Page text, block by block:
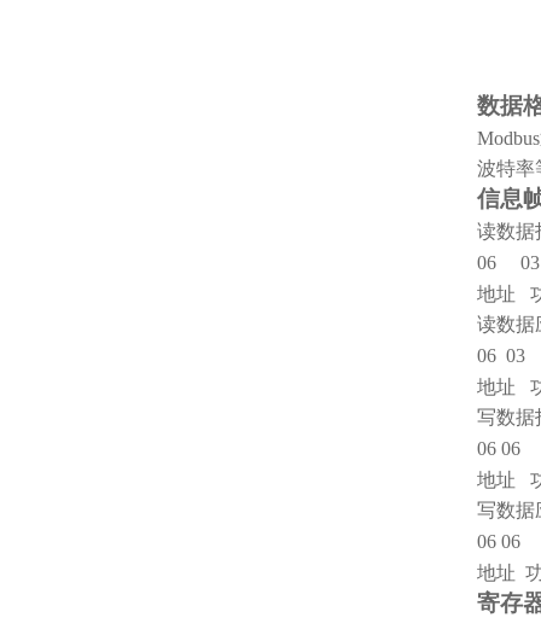
数据
波特率
信息
读数据
06
03
地址
读数据
06 03
地址
写数据
06 06
地址
写数据
06
地址
寄存